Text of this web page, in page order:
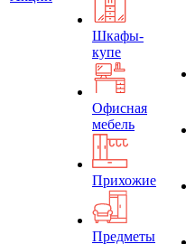
Шкафы-
купе
Офисная
мебель
Прихожие
Предметы